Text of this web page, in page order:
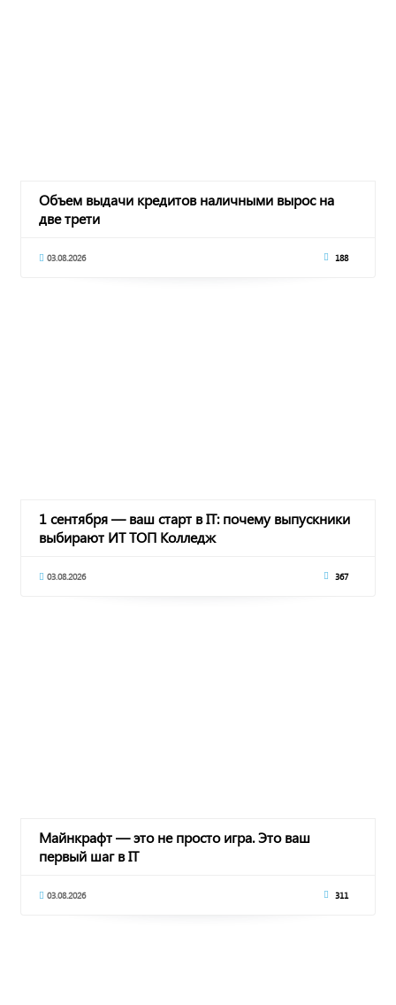
Объем выдачи кредитов наличными вырос на
две трети
03.08.2026 188
1 сентября — ваш старт в IT: почему выпускники
выбирают ИТ ТОП Колледж
03.08.2026 367
Майнкрафт — это не просто игра. Это ваш
первый шаг в IT
03.08.2026 311